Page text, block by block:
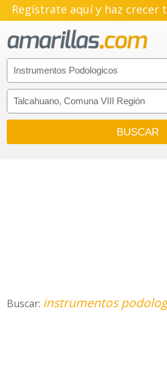
Regístrate aquí y haz crecer
Buscar: instrumentos